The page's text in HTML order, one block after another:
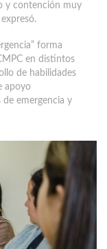
y contención muy
forma
en distintos
de habilidades
apoyo
emergencia y